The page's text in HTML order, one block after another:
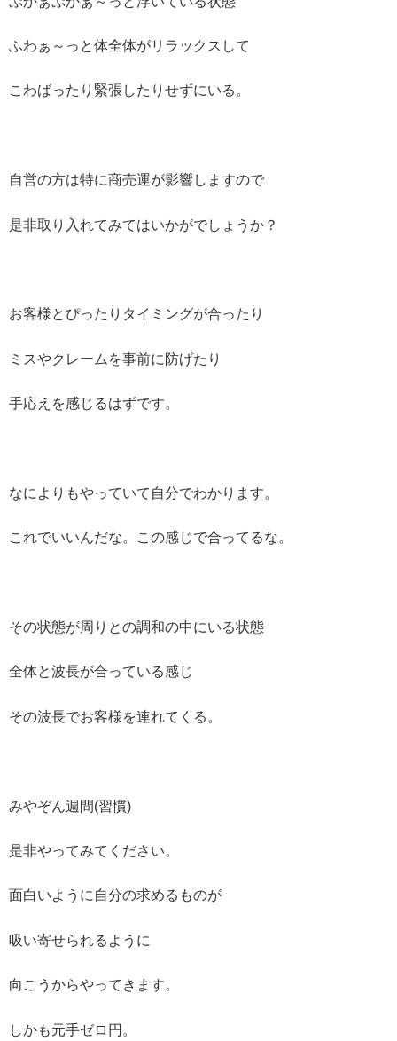
ふわぁ～っと体全体がリラックスして
こわばったり緊張したりせずにいる。
自営の方は特に商売運が影響しますので
是非取り入れてみてはいかがでしょうか？
お客様とぴったりタイミングが合ったり
ミスやクレームを事前に防げたり
手応えを感じるはずです。
なによりもやっていて自分でわかります。
これでいいんだな。この感じで合ってるな。
その状態が周りとの調和の中にいる状態
全体と波長が合っている感じ
その波長でお客様を連れてくる。
みやぞん週間(習慣)
是非やってみてください。
面白いように自分の求めるものが
吸い寄せられるように
向こうからやってきます。
しかも元手ゼロ円。